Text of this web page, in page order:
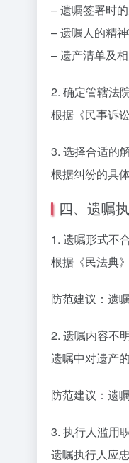
– 遗嘱签署时的
– 遗嘱人的精神
– 遗产清单及相
2. 确定管辖法
根据《民事诉
3. 选择合适的
根据纠纷的具
四、遗嘱
1. 遗嘱形式不
根据《民法典
防范建议：遗
2. 遗嘱内容不
遗嘱中对遗产
防范建议：遗
3. 执行人滥用
遗嘱执行人应